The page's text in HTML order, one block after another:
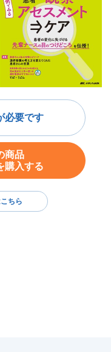
必要です
商品
購入する
ちら